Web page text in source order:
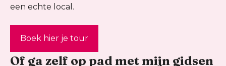
een echte local.
Boek hier je tour
Of ga zelf op pad met mijn gidsen